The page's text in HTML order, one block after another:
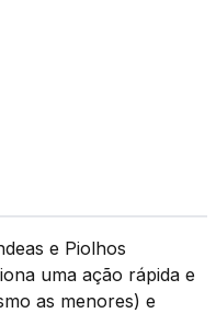
e Piolhos
uma ação rápida e
as menores) e